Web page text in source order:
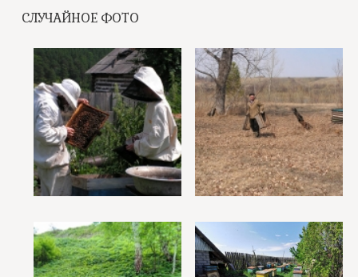
СЛУЧАЙНОЕ ФОТО